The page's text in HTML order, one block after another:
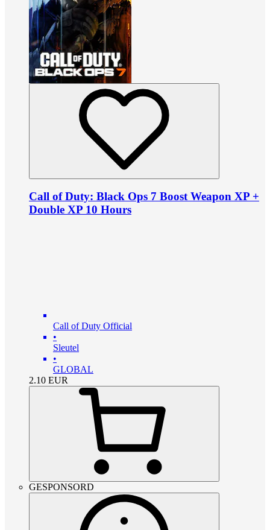
Call of Duty: Black Ops 7 Boost Weapon XP +
Double XP 10 Hours
Call of Duty Official
•
Sleutel
•
GLOBAL
2.10 EUR
GESPONSORD